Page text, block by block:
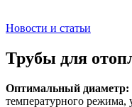
Новости и статьи
Трубы для
Оптимальный диаметр:
температурного